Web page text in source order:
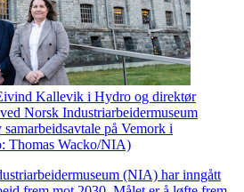
Kallevik i Hydro og direktør
Norsk Industriarbeidermuseum
samarbeidsavtale på Vemork i
Thomas Wacko/NIA)
(NIA) har inngått